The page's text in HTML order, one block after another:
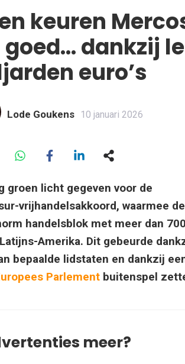
keuren
dankzij
euro’s
Lode Goukens 10 januari 2026
groen licht gegeven voor de
vrijhandelsakkoord, waarmee
handelsblok met meer dan 700
Amerika. Dit gebeurde
bepaalde lidstaten en dankzij
Parlement buitenspel
meer?